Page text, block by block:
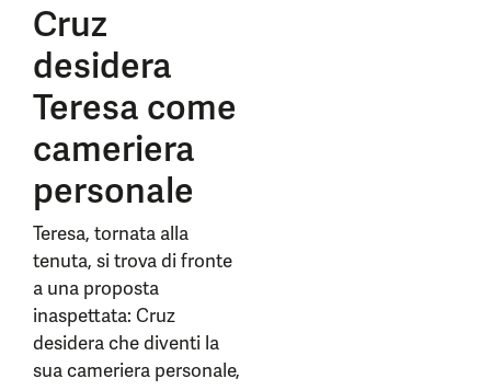
Cruz
desidera
Teresa come
cameriera
personale
Teresa, tornata alla
tenuta, si trova di fronte
a una proposta
inaspettata: Cruz
desidera che diventi la
sua cameriera personale,